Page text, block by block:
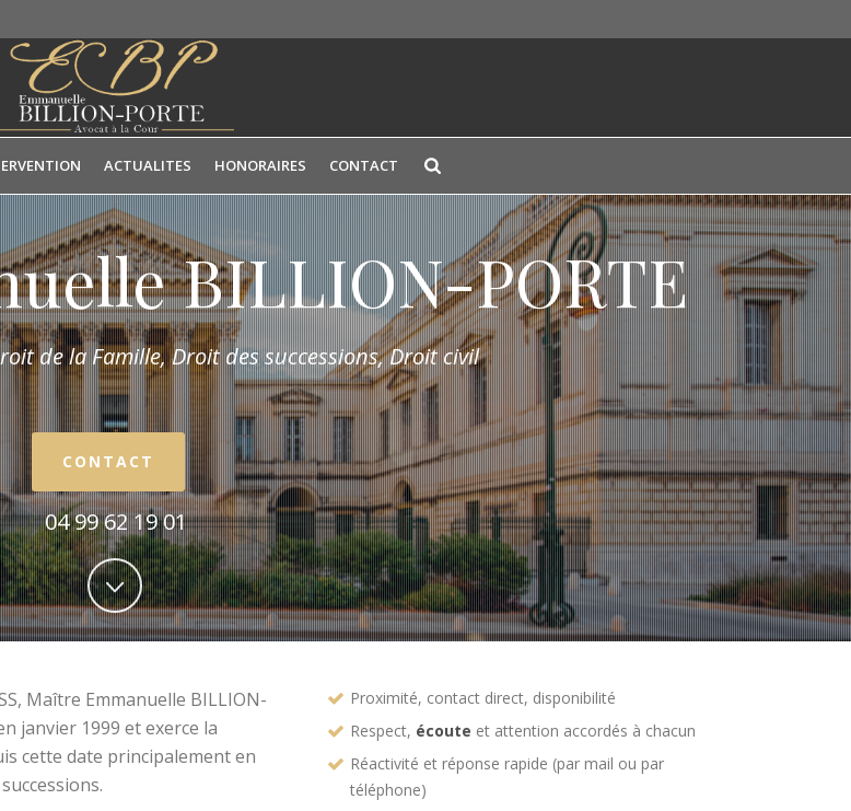
ACTUALITES HONORAIRES CONTACT
BILLION-PORTE
de la Famille,Droit des successions, Droit civil
CONTACT
04 99 62 19 01
Maître Emmanuelle BILLION-
janvier 1999 et exerce la
cette date principalement en
Proximité, contact direct, disponibilité
Respect, écoute et attention accordés à chacun
Réactivité et réponse rapide (par mail ou par
téléphone)